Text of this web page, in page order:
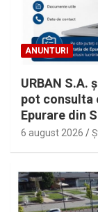
ANUNTURI
URBAN
pot consulta
Epurare din
6 august 2026